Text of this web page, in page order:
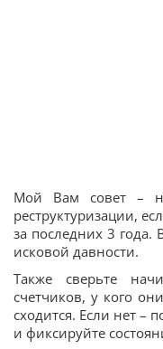
Мой Вам совет –
реструктуризации,
за последних 3 года.
исковой давности.
Также сверьте
счетчиков, у кого
сходится. Если нет –
и фиксируйте